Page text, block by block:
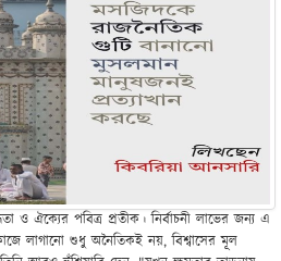
ও ঐক্যের পবিত্র প্রতীক। নির্বাচনী লাভের জন্য এ
লাগানো শুধু অনৈতিকই নয়, বিশ্বাসের মূল